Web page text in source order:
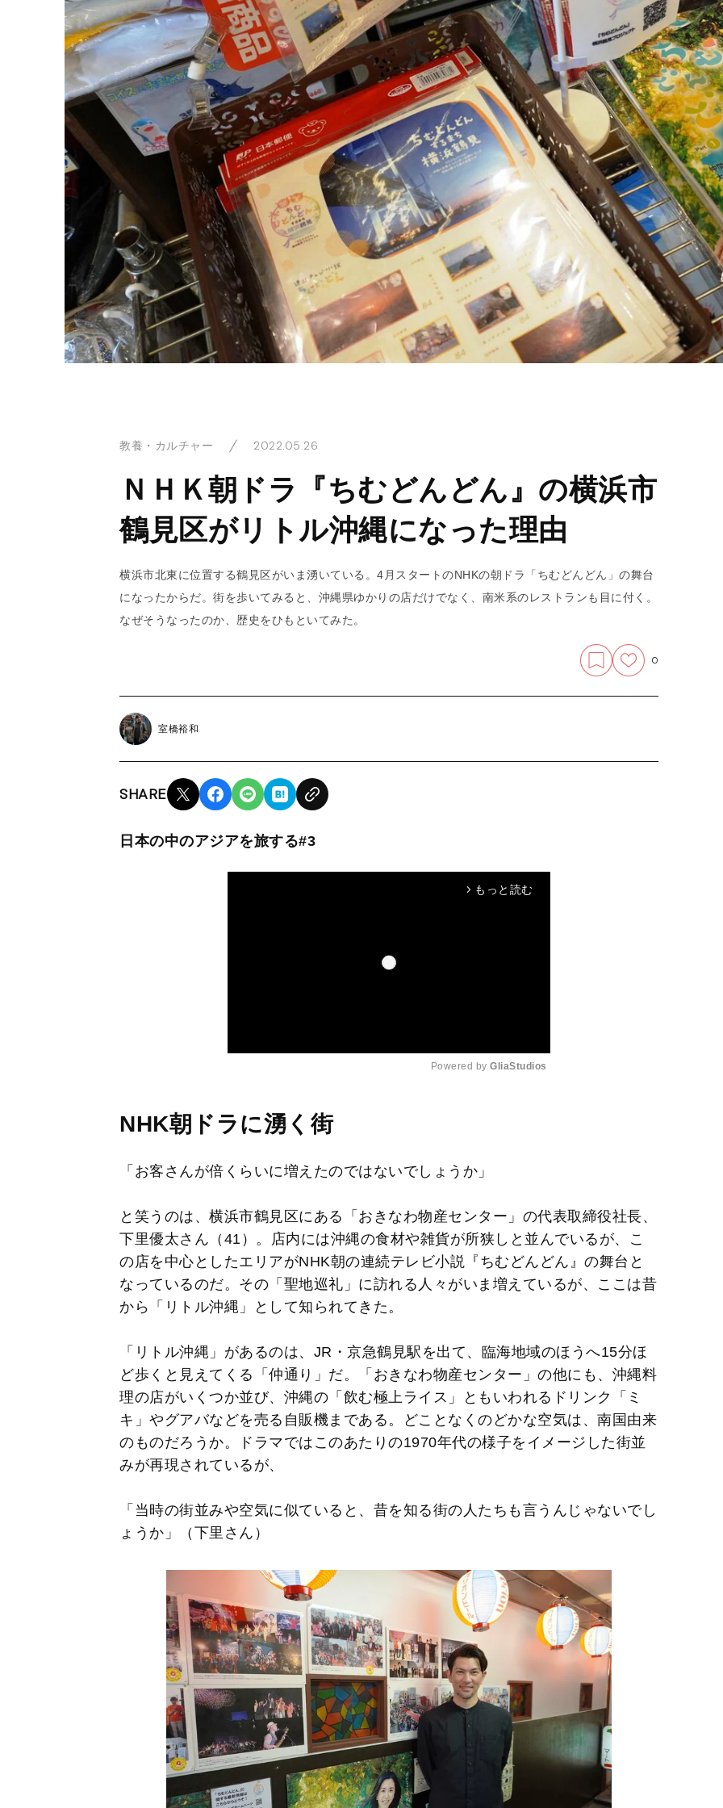
教養・カルチャー 2022.05.26
ＮＨＫ朝ドラ『ちむどんどん』の横浜市
鶴見区がリトル沖縄になった理由
横浜市北東に位置する鶴見区がいま湧いている。4月スタートのNHKの朝ドラ「ちむどんどん」の舞台
になったからだ。街を歩いてみると、沖縄県ゆかりの店だけでなく、南米系のレストランも目に付く。
なぜそうなったのか、歴史をひもといてみた。
0
室橋裕和
SHARE
日本の中のアジアを旅する#3
arrow_forward_ios もっと読む
Powered by GliaStudios
NHK朝ドラに湧く街
「お客さんが倍くらいに増えたのではないでしょうか」
と笑うのは、横浜市鶴見区にある「おきなわ物産センター」の代表取締役社長、
下里優太さん（41）。店内には沖縄の食材や雑貨が所狭しと並んでいるが、こ
の店を中心としたエリアがNHK朝の連続テレビ小説『ちむどんどん』の舞台と
なっているのだ。その「聖地巡礼」に訪れる人々がいま増えているが、ここは昔
から「リトル沖縄」として知られてきた。
「リトル沖縄」があるのは、JR・京急鶴見駅を出て、臨海地域のほうへ15分ほ
ど歩くと見えてくる「仲通り」だ。「おきなわ物産センター」の他にも、沖縄料
理の店がいくつか並び、沖縄の「飲む極上ライス」ともいわれるドリンク「ミ
キ」やグアバなどを売る自販機まである。どことなくのどかな空気は、南国由来
のものだろうか。ドラマではこのあたりの1970年代の様子をイメージした街並
みが再現されているが、
「当時の街並みや空気に似ていると、昔を知る街の人たちも言うんじゃないでし
ょうか」（下里さん）